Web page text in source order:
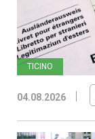
TICINO
04.08.2026